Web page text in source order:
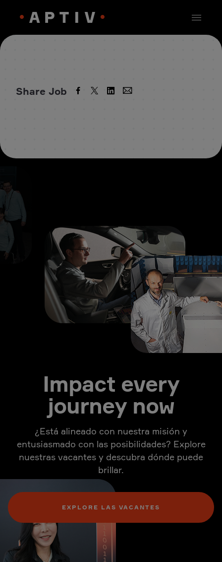
Share Job
Impact every
journey now
¿Está alineado con nuestra misión y
entusiasmado con las posibilidades? Explore
nuestras vacantes y descubra dónde puede
brillar.
EXPLORE LAS VACANTES